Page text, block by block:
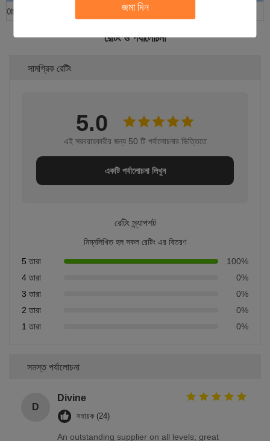
জমা দিন
রেটিং ও পর্যালোচনা
সামগ্রিক রেটিং
5.0
এই সরবরাহকারীর জন্য 50 টি পর্যালোচনার ভিত্তিতে
একটি পর্যালোচনা লিখুন
রেটিং স্ন্যাপশট
নিম্নলিখিত হল সকল রেটিং এর বিতরণ
5 তারা
100%
4 তারা
0%
3 তারা
0%
2 তারা
0%
1 তারা
0%
সমস্ত পর্যালোচনা
D
Divine
সহায়ক (24)
An outstanding supplier on all levels; great